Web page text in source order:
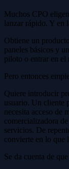
Muchos CPO
lanzar rápido. Y en
Obtiene un
paneles básicos y
piloto o entrar en el
Pero entonces
Quiere introducir
usuario. Un cliente
necesita acceso de
comercializadora
servicios. De
convierte en lo que
Se da cuenta de